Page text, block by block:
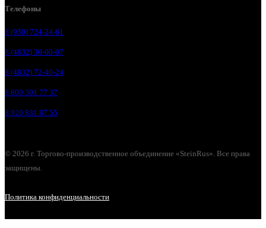
Телефоны
8 (930) 724-24-61
8 (4832) 30-00-07
8 (4832) 72-40-24
8 800 301 77 37
8 920 831 87 55
© 2026 г. Торгово-производственное объединение «SteinRus». Все права
защищены.
Политика конфиденциальности